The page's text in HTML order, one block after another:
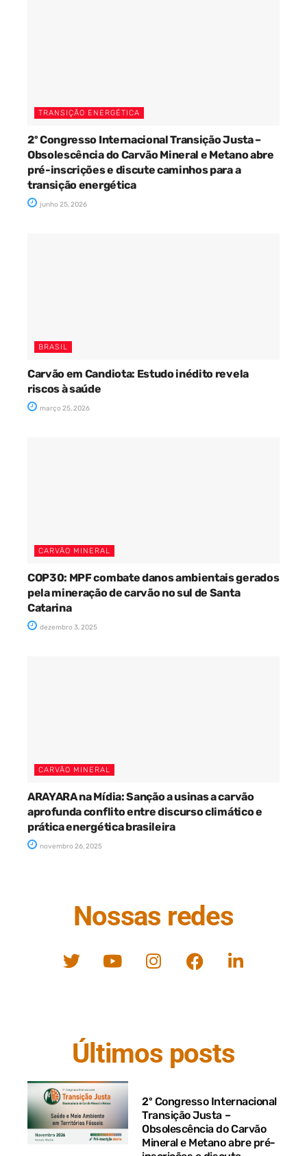
TRANSIÇÃO ENERGÉTICA
2º Congresso Internacional Transição Justa –
Obsolescência do Carvão Mineral e Metano abre
pré-inscrições e discute caminhos para a
transição energética
junho 25, 2026
BRASIL
Carvão em Candiota: Estudo inédito revela
riscos à saúde
março 25, 2026
CARVÃO MINERAL
COP30: MPF combate danos ambientais gerados
pela mineração de carvão no sul de Santa
Catarina
dezembro 3, 2025
CARVÃO MINERAL
ARAYARA na Mídia: Sanção a usinas a carvão
aprofunda conflito entre discurso climático e
prática energética brasileira
novembro 26, 2025
Nossas redes
Últimos posts
2º Congresso Internacional
Transição Justa –
Obsolescência do Carvão
Mineral e Metano abre pré-